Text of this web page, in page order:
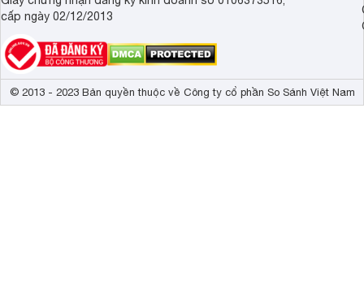
cấp ngày 02/12/2013
© 2013 - 2023 Bản quyền thuộc về Công ty cổ phần So Sánh Việt Nam